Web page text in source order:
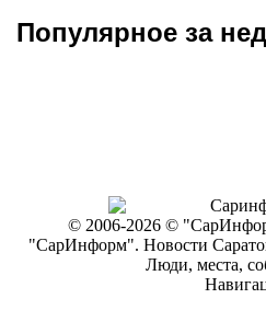
Популярное за
© 2006-2026 ©
"СарИнформ". Новости
Люди, места,